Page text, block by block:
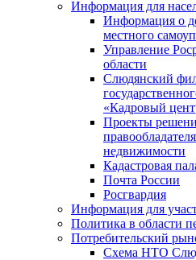
Информация для
Информация о
местного
Управление
области
Слюдянский
«Кадровый
Проекты
недвижимости
Кадастровая
Почта России
Росгвардия
Информация для
Политика в области
Потребительский
Схема НТО